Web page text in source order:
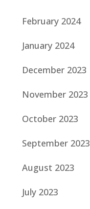
February 2024
January 2024
December 2023
November 2023
October 2023
September 2023
August 2023
July 2023